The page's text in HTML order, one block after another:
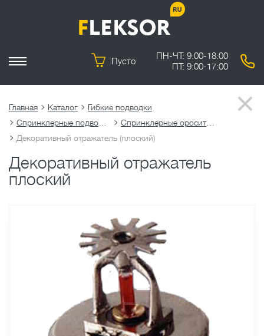
Пусто
ПН-ЧТ: 9:00-18:00
ПТ: 9:00-17:00
Главная Каталог
Гибкие подводки
Спринклерные оросители
Декоративный отражатель (плоский)
Декоративный отражатель
плоский